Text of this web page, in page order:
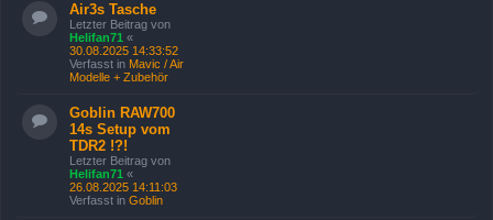
Air3s Tasche
Letzter Beitrag von
Helifan71 «
30.08.2025 14:33:52
Verfasst in Mavic / Air
Modelle + Zubehör
Goblin RAW700
14s Setup vom
TDR2 !?!
Letzter Beitrag von
Helifan71 «
26.08.2025 14:11:03
Verfasst in Goblin